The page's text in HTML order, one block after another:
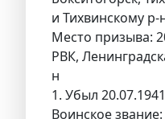
и Тихвинскому р-
Место призыва:
РВК,
н
1. Убыл
Воинское